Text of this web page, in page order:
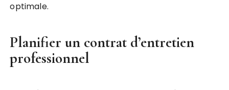
optimale.
Planifier un contrat d’entretien
professionnel